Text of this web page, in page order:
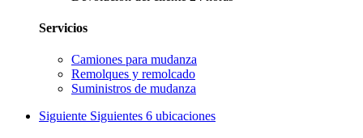
Servicios
Camiones para mudanza
Remolques y remolcado
Suministros de mudanza
Siguiente Siguientes 6 ubicaciones